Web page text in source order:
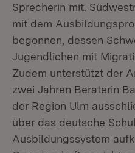
Sprecherin mit.
mit dem
begonnen, dessen
Jugendlichen mit
Zudem unterstützt der
zwei Jahren Beraterin
der Region Ulm
über das deutsche
Ausbildungssystem